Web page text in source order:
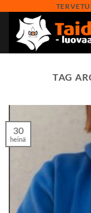
content
TAG
30
heinä